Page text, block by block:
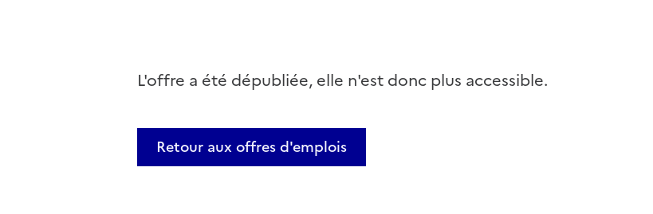
L'offre a été dépubliée, elle n'est donc plus accessible.
Retour aux offres d'emplois